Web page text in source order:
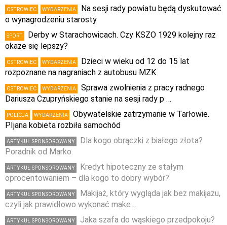
OSTROWIEC WYDARZENIA
Na sesji rady powiatu będą dyskutować
o wynagrodzeniu starosty
SPORT
Derby w Starachowicach. Czy KSZO 1929 kolejny raz
okaże się lepszy?
OSTROWIEC WYDARZENIA
Dzieci w wieku od 12 do 15 lat
rozpoznane na nagraniach z autobusu MZK
OSTROWIEC WYDARZENIA
Sprawa zwolnienia z pracy radnego
Dariusza Czupryńskiego stanie na sesji rady p …
POLICJA WYDARZENIA
Obywatelskie zatrzymanie w Tarłowie.
PIjana kobieta rozbiła samochód
ARTYKUŁ SPONSOROWANY
Dla kogo obrączki z białego złota?
Poradnik od Marko
ARTYKUŁ SPONSOROWANY
Kredyt hipoteczny ze stałym
oprocentowaniem – dla kogo to dobry wybór?
ARTYKUŁ SPONSOROWANY
Makijaż, który wygląda jak bez makijażu,
czyli jak prawidłowo wykonać make …
ARTYKUŁ SPONSOROWANY
Jaka szafa do wąskiego przedpokoju?